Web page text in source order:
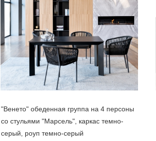
"Венето" обеденная группа на 4 персоны
со стульями "Марсель", каркас темно-
серый, роуп темно-серый